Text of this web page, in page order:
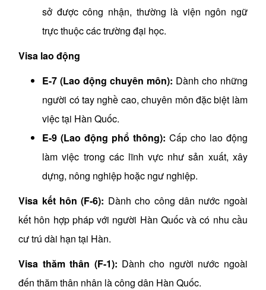
sở được công nhận, thường là viện ngôn ngữ
trực thuộc các trường đại học.
Visa lao động
E-7 (Lao động chuyên môn): Dành cho những
người có tay nghề cao, chuyên môn đặc biệt làm
việc tại Hàn Quốc.
E-9 (Lao động phổ thông): Cấp cho lao động
làm việc trong các lĩnh vực như sản xuất, xây
dựng, nông nghiệp hoặc ngư nghiệp.
Visa kết hôn (F-6): Dành cho công dân nước ngoài
kết hôn hợp pháp với người Hàn Quốc và có nhu cầu
cư trú dài hạn tại Hàn.
Visa thăm thân (F-1): Dành cho người nước ngoài
đến thăm thân nhân là công dân Hàn Quốc.